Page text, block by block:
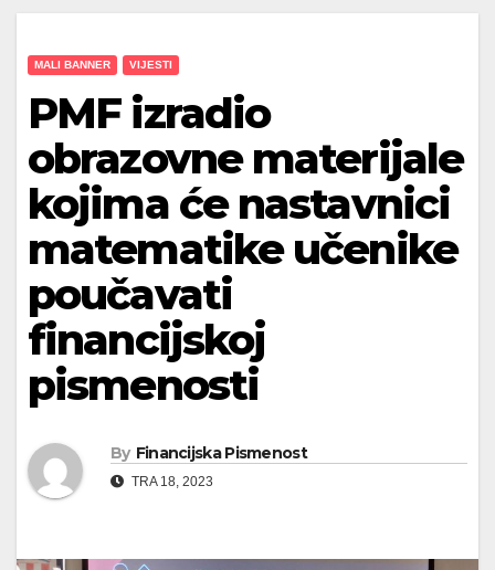
MALI BANNER VIJESTI
PMF izradio
obrazovne materijale
kojima će nastavnici
matematike učenike
poučavati
financijskoj
pismenosti
By Financijska Pismenost
TRA 18, 2023